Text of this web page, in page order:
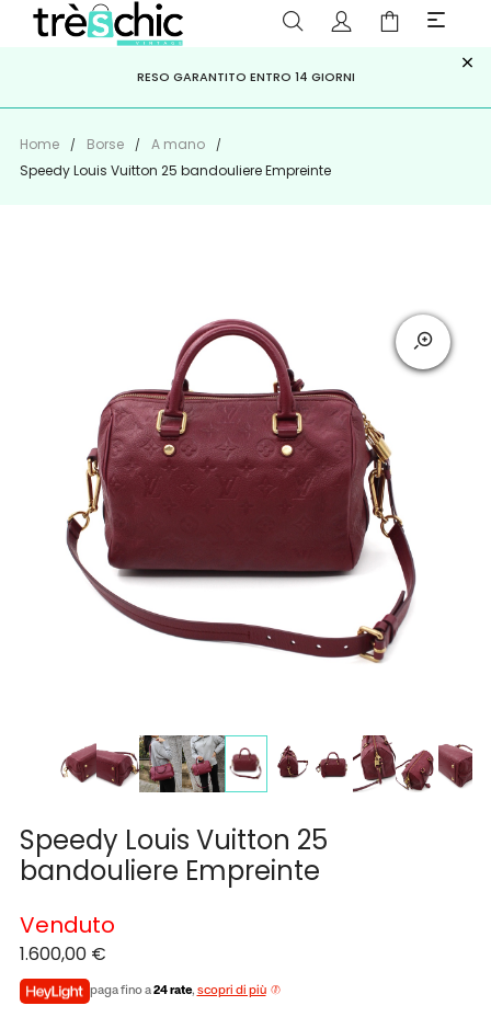
PAGA A RATE CONKLARNA,HEYLIGHT, APPAGO
ISCRIVITI ALLA NEWSLETTER PER NON PERDERE SCONTI E
OFFERTE IMPERDIBILI!
RESO GARANTITO ENTRO 14 GIORNI ×
Home Borse
A mano
Speedy Louis Vuitton 25 bandouliere Empreinte
Speedy Louis Vuitton 25
bandouliere Empreinte
1.600,00 €
paga fino a24 rate, scopri di più
Venduto